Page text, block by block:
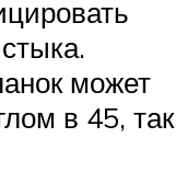
может
в 45, так